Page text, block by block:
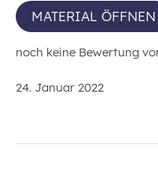
MATERIAL ÖFFNEN
noch keine Bewertung
24. Januar 2022